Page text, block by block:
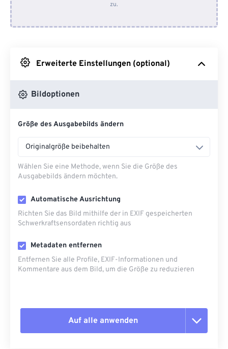
Von Dropbox
zu.
Erweiterte Einstellungen (optional)
Bildoptionen
Größe des Ausgabebilds ändern
Originalgröße beibehalten
Wählen Sie eine Methode, wenn Sie die Größe des
Ausgabebilds ändern möchten.
Automatische Ausrichtung
Richten Sie das Bild mithilfe der in EXIF ​​gespeicherten
Schwerkraftsensordaten richtig aus
Metadaten entfernen
Entfernen Sie alle Profile, EXIF-Informationen und
Kommentare aus dem Bild, um die Größe zu reduzieren
Auf alle anwenden